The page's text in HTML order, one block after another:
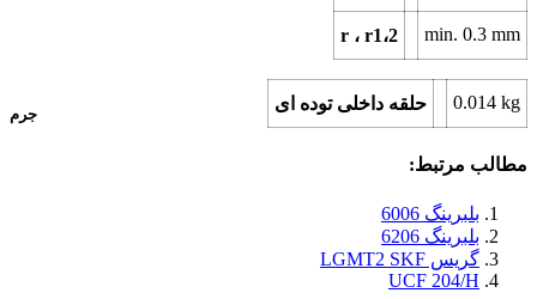
r ، r1،2 min. 0.3 mm
جرم
حلقه داخلی توده ای 0.014 kg
مطالب مرتبط:
بلبرینگ 6006
بلبرینگ 6206
گریس LGMT2 SKF
UCF 204/H